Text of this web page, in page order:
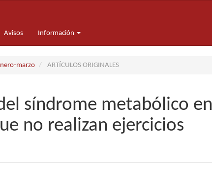
Avisos Información
marzo ARTÍCULOS ORIGINALES
síndrome metabólico en
no realizan ejercicios